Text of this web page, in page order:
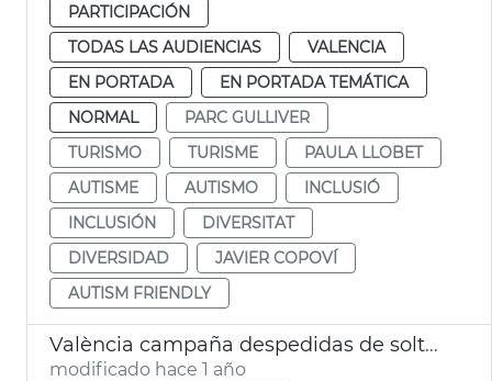
PARTICIPACIÓN
TODAS LAS AUDIENCIAS
VALENCIA
EN PORTADA
EN PORTADA TEMÁTICA
NORMAL
PARC GULLIVER
TURISMO
TURISME
PAULA LLOBET
AUTISME
AUTISMO
INCLUSIÓ
INCLUSIÓN
DIVERSITAT
DIVERSIDAD
JAVIER COPOVÍ
AUTISM FRIENDLY
València campaña despedidas de soltero ocio respetuoso
modificado hace 1 año